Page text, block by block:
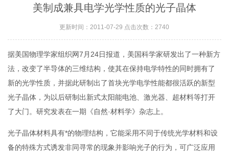
美制成兼具电学光学性质的光子晶体
更新时间：2011-07-29 点击次数：2740
据美国物理学家组织网7月24日报道，美国科学家研发出了一种新方
法，改变了半导体的三维结构，使其在保持电学特性的同时拥有了
新的光学性质，并据此研制出了首块光学电学性能都很活跃的新型
光子晶体，为以后研制出新式太阳能电池、激光器、超材料等打开
了大门。研究发表在一期《自然·材料学》杂志上。
光子晶体材料具有*的物理结构，它能采用不同于传统光学材料和设
备的特殊方式诱发非同寻常的现象并影响光子的行为，可广泛应用